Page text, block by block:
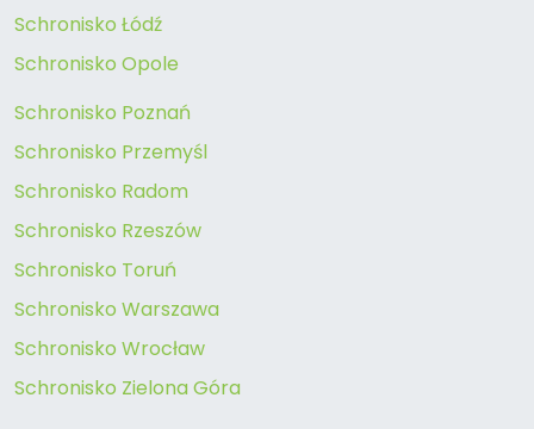
Schronisko Łódź
Schronisko Opole
Schronisko Poznań
Schronisko Przemyśl
Schronisko Radom
Schronisko Rzeszów
Schronisko Toruń
Schronisko Warszawa
Schronisko Wrocław
Schronisko Zielona Góra